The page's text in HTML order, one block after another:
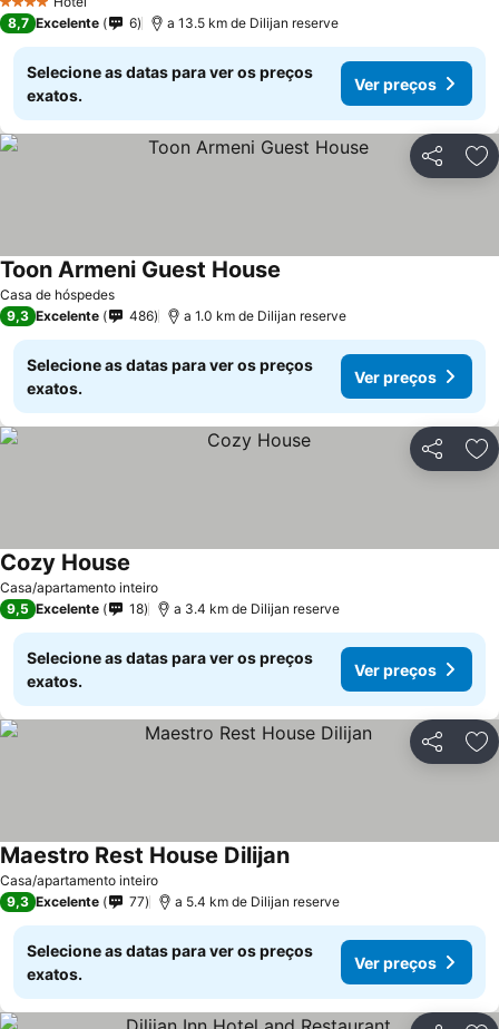
4 Estrelas
8,7 Excelente 6 a 13.5 km de Dilijan reserve
Selecione as datas para ver os preços
exatos.
Ver preços
Partilhar
Casa de hóspedes
Toon Armeni Guest House
9,3 Excelente 486 a 1.0 km de Dilijan reserve
Selecione as datas para ver os preços
exatos.
Ver preços
Partilhar
Casa/apartamento inteiro
Cozy House
9,5 Excelente 18 a 3.4 km de Dilijan reserve
Selecione as datas para ver os preços
exatos.
Ver preços
Partilhar
Casa/apartamento inteiro
Maestro Rest House DilijanVer preços
9,3 Excelente 77 a 5.4 km de Dilijan reserve
Selecione as datas para ver os preços
exatos.
Ver preços